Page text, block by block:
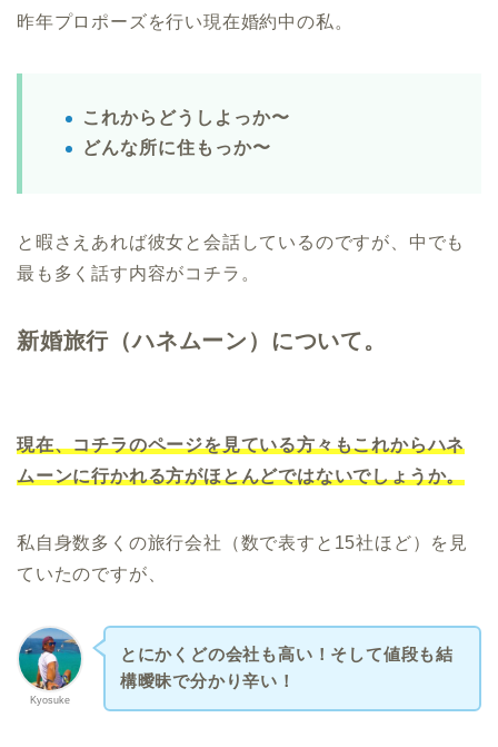
昨年プロポーズを行い現在婚約中の私。
これからどうしよっか〜
どんな所に住もっか〜
と暇さえあれば彼女と会話しているのですが、中でも
最も多く話す内容がコチラ。
新婚旅行（ハネムーン）について。
現在、コチラのページを見ている方々もこれからハネ
ムーンに行かれる方がほとんどではないでしょうか。
私自身数多くの旅行会社（数で表すと15社ほど）を見
ていたのですが、
Kyosuke
とにかくどの会社も高い！そして値段も結
構曖昧で分かり辛い！